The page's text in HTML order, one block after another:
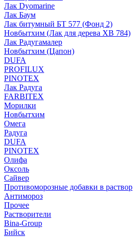
Лак Dyomarine
Лак Баум
Лак битумный БТ 577 (Фонд 2)
Новбытхим (Лак для дерева ХВ 784)
Лак Радугамалер
Новбытхим (Цапон)
DUFA
PROFILUX
PINOTEX
Лак Радуга
FARBITEX
Морилки
Новбытхим
Омега
Радуга
DUFA
PINOTEX
Олифа
Оксоль
Сайвер
Противоморозные добавки в раствор
Антимороз
Прочее
Растворители
Bina-Group
Бийск